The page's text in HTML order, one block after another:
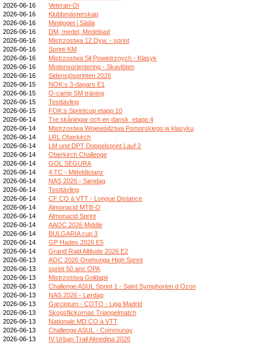
2026-06-16
Veteran-Ol
2026-06-16
Klubbmästerskap
2026-06-16
Minitjoget i Sätila
2026-06-16
DM, medel, Medelpad
2026-06-16
Mistrzostwa 12 Dyw. - sprint
2026-06-16
Sprint-KM
2026-06-16
Mistrzostwa Sił Powietrznych - Klasyk
2026-06-16
Motionsorientering - Skavlöten
2026-06-16
Sidensjösprinten 2026
2026-06-15
NOK:s 3-dagars E1
2026-06-15
O-camp SM träning
2026-06-15
Testtävling
2026-06-15
FOK:s Sprintcup etapp 10
2026-06-14
Tre skåningar och en dansk, etapp 4
2026-06-14
Mistrzostwa Województwa Pomorskiego w klasyku
2026-06-14
LRL Oberkirch
2026-06-14
LM und DPT Doppelsprint Lauf 2
2026-06-14
Oberkirch Challenge
2026-06-14
GOL SEGURA
2026-06-14
4.TC - Mitteldistanz
2026-06-14
NAS 2026 - Søndag
2026-06-14
Testtävling
2026-06-14
CF CO à VTT - Longue Distance
2026-06-14
Almonacid MTB-O
2026-06-14
Almonacid Sprint
2026-06-14
AAOC 2026 Middle
2026-06-14
BULGARIA cup 3
2026-06-14
GP Hades 2026 E5
2026-06-14
Grand Raid Altitude 2026 E2
2026-06-13
AOC 2026 Onehunga High Sprint
2026-06-13
sprint 50 ans OPA
2026-06-13
Mistrzostwa Gołdapii
2026-06-13
Challenge ASUL Sprint 1 - Saint Symphorien d Ozon
2026-06-13
NAS 2026 - Lørdag
2026-06-13
Garciotum - COTO - Liga Madrid
2026-06-13
Skogsflickornas Triangelmatch
2026-06-13
Nationale MD CO à VTT
2026-06-13
Challenge ASUL - Communay
2026-06-13
IV Urban Trail Almedina 2026